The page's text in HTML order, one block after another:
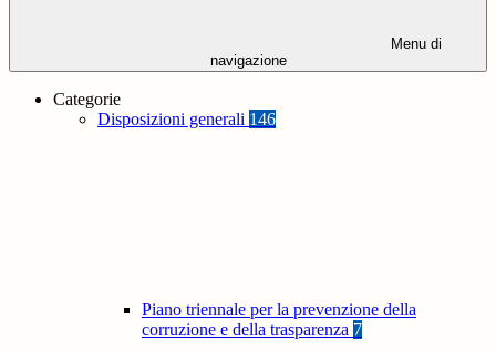
Menu di
navigazione
Categorie
Disposizioni generali 146
Piano triennale per la prevenzione della
corruzione e della trasparenza 7